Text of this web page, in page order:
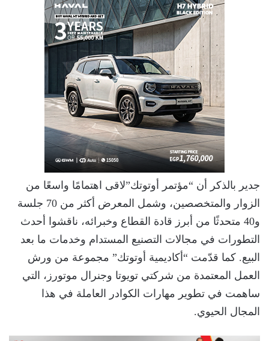
جدير بالذكر أن “مؤتمر أوتوتك”لاقى اهتمامًا واسعًا من
الزوار والمتخصصين، وشمل المعرض أكثر من 70 جلسة
و40 متحدثًا من أبرز قادة القطاع وخبرائه، ناقشوا أحدث
التطورات في مجالات التصنيع المستدام وخدمات ما بعد
البيع. كما قدّمت “أكاديمية أوتوتك” مجموعة من ورش
العمل المعتمدة من شركتي تويوتا وجنرال موتورز، التي
ساهمت في تطوير مهارات الكوادر العاملة في هذا
المجال الحيوي.